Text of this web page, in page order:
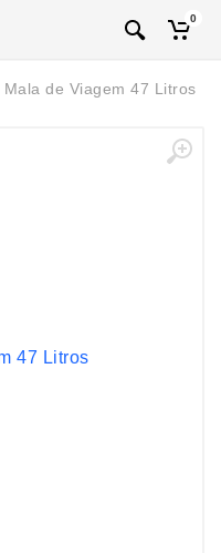
0
Mala de Viagem 47 Litros